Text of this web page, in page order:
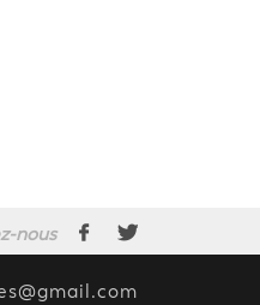
nous